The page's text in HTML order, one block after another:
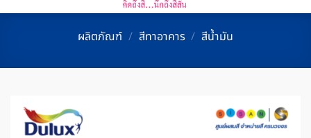
ผลิตภัณฑ์ / สีทาอาคาร / สีน้ำมัน